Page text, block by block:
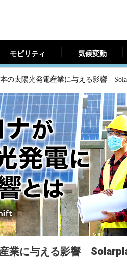
モビリティ 気候変動
の太陽光発電産業に与える影響
業に与える影響